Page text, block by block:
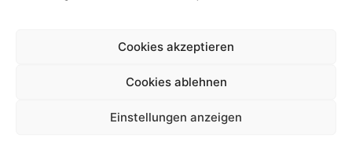
Cookies akzeptieren
Cookies ablehnen
Einstellungen anzeigen